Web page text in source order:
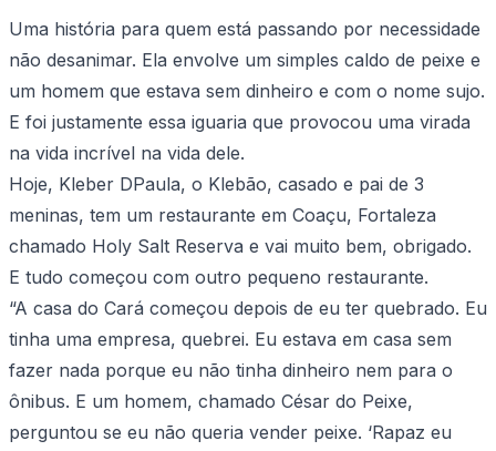
Uma história para quem está passando por necessidade
não desanimar. Ela envolve um simples caldo de peixe e
um homem que estava sem dinheiro e com o nome sujo.
E foi justamente essa iguaria que provocou uma virada
na vida incrível na vida dele.
Hoje, Kleber DPaula, o Klebão, casado e pai de 3
meninas, tem um restaurante em Coaçu, Fortaleza
chamado Holy Salt Reserva e vai muito bem, obrigado.
E tudo começou com outro pequeno restaurante.
“A casa do Cará começou depois de eu ter quebrado. Eu
tinha uma empresa, quebrei. Eu estava em casa sem
fazer nada porque eu não tinha dinheiro nem para o
ônibus. E um homem, chamado César do Peixe,
perguntou se eu não queria vender peixe. ‘Rapaz eu